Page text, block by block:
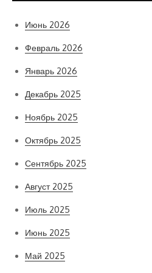
Июнь 2026
Февраль 2026
Январь 2026
Декабрь 2025
Ноябрь 2025
Октябрь 2025
Сентябрь 2025
Август 2025
Июль 2025
Июнь 2025
Май 2025